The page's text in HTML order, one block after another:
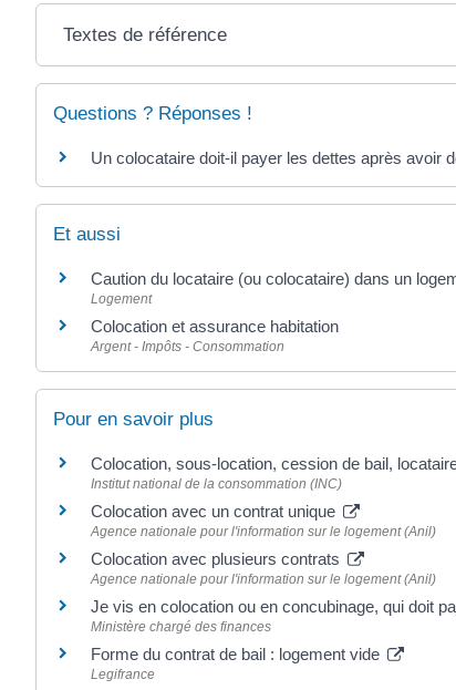
Textes de référence
Questions ? Réponses !
Un colocataire doit-il payer les dettes après avoir
Et aussi
Caution du locataire (ou colocataire) dans un
Logement
Colocation et assurance habitation
Argent - Impôts - Consommation
Pour en savoir plus
Colocation, sous-location, cession de bail,
Institut national de la consommation (INC)
Colocation avec un contrat unique
Agence nationale pour l'information sur le logement (Anil)
Colocation avec plusieurs contrats
Agence nationale pour l'information sur le logement (Anil)
Je vis en colocation ou en concubinage, qui doit
Ministère chargé des finances
Forme du contrat de bail : logement vide
Legifrance